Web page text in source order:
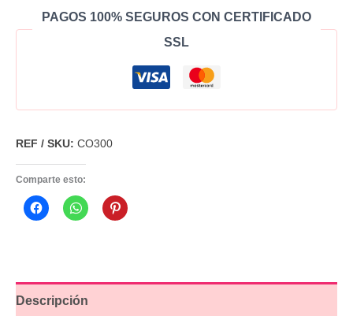
PAGOS 100% SEGUROS CON CERTIFICADO
SSL
REF / SKU: CO300
Comparte esto:
Descripción